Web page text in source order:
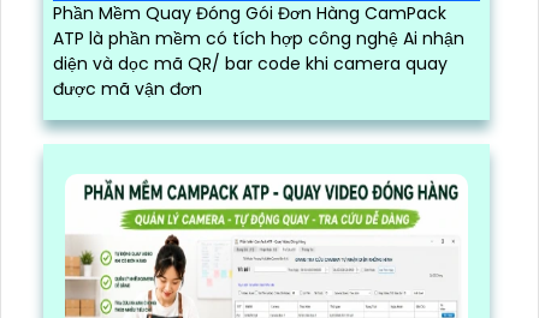
Phần Mềm Quay Đóng Gói Đơn Hàng CamPack
ATP là phần mềm có tích hợp công nghệ Ai nhận
diện và dọc mã QR/ bar code khi camera quay
được mã vận đơn